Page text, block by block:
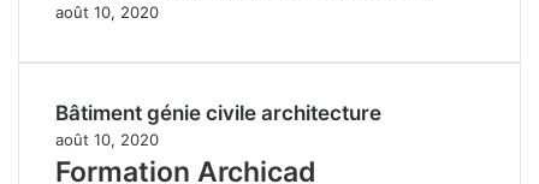
août 10, 2020
Bâtiment génie civile architecture
août 10, 2020
Formation Archicad